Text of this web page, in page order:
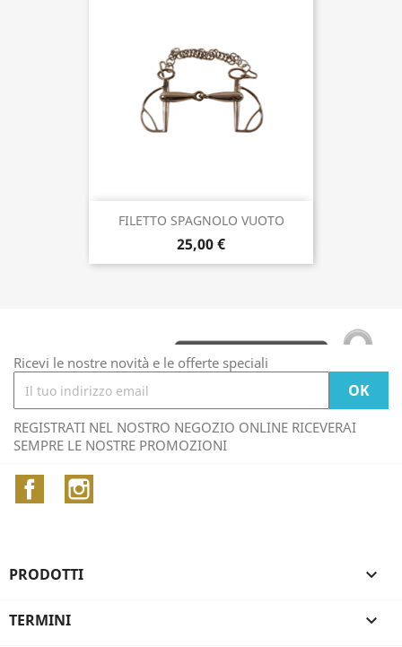
FILETTO SPAGNOLO VUOTO
25,00 €
Ricevi le nostre novità e le offerte speciali
REGISTRATI NEL NOSTRO NEGOZIO ONLINE RICEVERAI
SEMPRE LE NOSTRE PROMOZIONI
Facebook
PRODOTTI 
TERMINI 